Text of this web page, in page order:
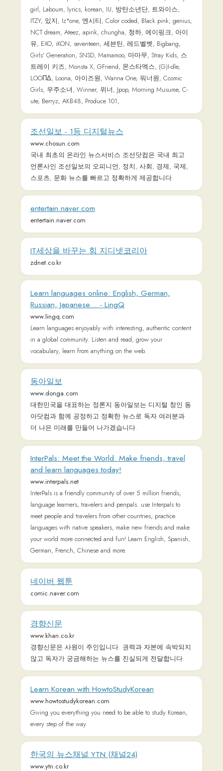
entertain.naver.com
entertain.naver.com
IT세상을 바꾸는 힘 지디넷코리아
zdnet.co.kr
Learn languages online: English, German,
Russian, Japanese... - LingQ
www.lingq.com
in a global community. Listen and read, grow your
vocabulary, learn from anything on the web.
동아일보
www.donga.com
대한민국을 대표하는 정론지 동아일보는 디지털 창인 동
더 나은 미래를 만들어 나가겠습니다.
InterPals: Meet the World. Make friends, travel
and learn languages today!
InterPals is a friendly community of over 5 million friends,
language learners, travelers and penpals. use Interpals to
meet people and travelers from other countries, practice
your world more connected and fun! Learn English, Spanish,
German, French, Chinese and more.
네이버 웹툰
comic.naver.com
경향신문
www.khan.co.kr
경향신문은 사원이 주인입니다. 권력과 자본에 속박되지
않고 독자가 궁금해하는 뉴스를 진실되게 전달합니다.
Learn Korean with HowtoStudyKorean
Giving you everything you need to be able to study Korean,
every step of the way.
한국의 뉴스채널 YTN (채널24)
www.ytn.co.kr
NAVER
www.naver.com
네이버 메인에서 다양한 정보와 유용한 컨텐츠를 만나
보세요
m.khan.co.kr
경향신문은 사원이 주인입니다. 권력과 자본에 속박되지
않고 독자가 궁금해하는 뉴스를 진실되게 전달합니다.
StoryKorean - Simple Stories for Korean Learners
Korean stories with English translations for Korean learners.
Improve your Korean reading skills now.
중앙일보
www.joongang.co.kr
중앙일보(The JoongAng)는 정치, 경제, 사회, 국제, 외교안
보, 문화, 스포츠 등 각 분야의 현장과 세상에 가려진 사
실을 발굴해 정확한 뉴스와 깊이 있는 분석으로 독자들
에게 전달합니다.
한국민족문화대백과사전